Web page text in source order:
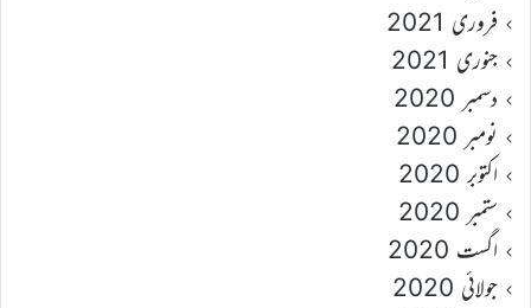
فروری 2021
جنوری 2021
دسمبر 2020
نومبر 2020
اکتوبر 2020
ستمبر 2020
اگست 2020
جولائی 2020